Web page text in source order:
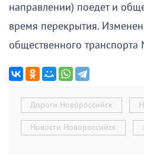
направлении) поедет и
время перекрытия.
общественного
Дороги Новороссийск
Новости Новороссийск